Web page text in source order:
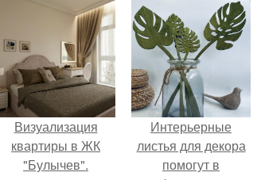
Визуализация
квартиры в ЖК
"Булычев".
Интерьерные
листья для декора
помогут в